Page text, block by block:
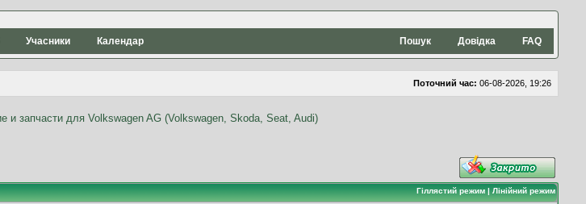
Учасники Календар Пошук Довідка FAQ
Поточний час: 06-08-2026, 19:26
Гіллястий режим|Лінійний режим